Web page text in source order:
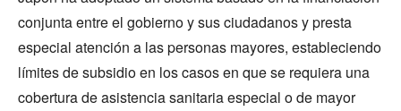
conjunta entre el gobierno y sus ciudadanos y presta
especial atención a las personas mayores, estableciendo
límites de subsidio en los casos en que se requiera una
cobertura de asistencia sanitaria especial o de mayor